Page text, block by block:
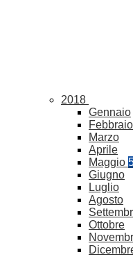
2018
Gennaio
Febbraio
Marzo
Aprile
Maggio
Giugno
Luglio
Agosto
Ottobre